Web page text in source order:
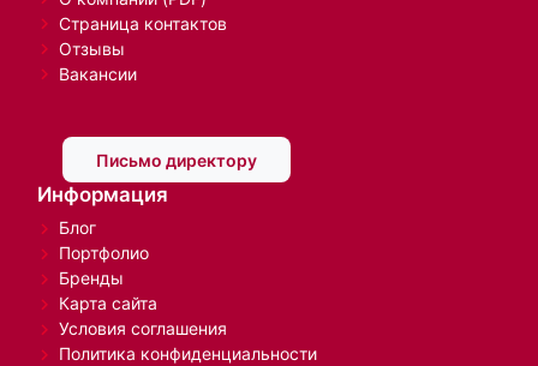
Страница контактов
Отзывы
Вакансии
Письмо директору
Информация
Блог
Портфолио
Бренды
Карта сайта
Условия соглашения
Политика конфиденциальности